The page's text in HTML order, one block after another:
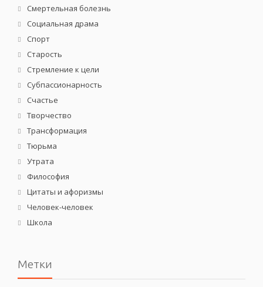
Смертельная болезнь
Социальная драма
Спорт
Старость
Стремление к цели
Субпассионарность
Счастье
Творчество
Трансформация
Тюрьма
Утрата
Философия
Цитаты и афоризмы
Человек-человек
Школа
Метки